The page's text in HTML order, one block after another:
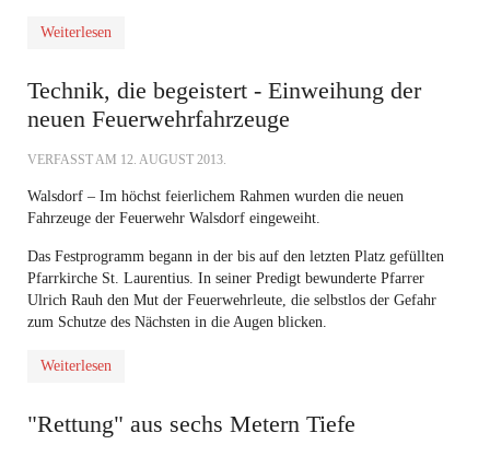
Weiterlesen
Technik, die begeistert - Einweihung der
neuen Feuerwehrfahrzeuge
VERFASST AM 12. AUGUST 2013.
Walsdorf – Im höchst feierlichem Rahmen wurden die neuen
Fahrzeuge der Feuerwehr Walsdorf eingeweiht.
Das Festprogramm begann in der bis auf den letzten Platz gefüllten
Pfarrkirche St. Laurentius. In seiner Predigt bewunderte Pfarrer
Ulrich Rauh den Mut der Feuerwehrleute, die selbstlos der Gefahr
zum Schutze des Nächsten in die Augen blicken.
Weiterlesen
"Rettung" aus sechs Metern Tiefe